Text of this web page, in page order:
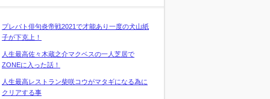
プレバト俳句炎帝戦2021で才能あり一度の犬山紙
子が下克上！
人生最高佐々木蔵之介マクベスの一人芝居で
ZONEに入った話！
人生最高レストラン柴咲コウがマタギになる為に
クリアする事